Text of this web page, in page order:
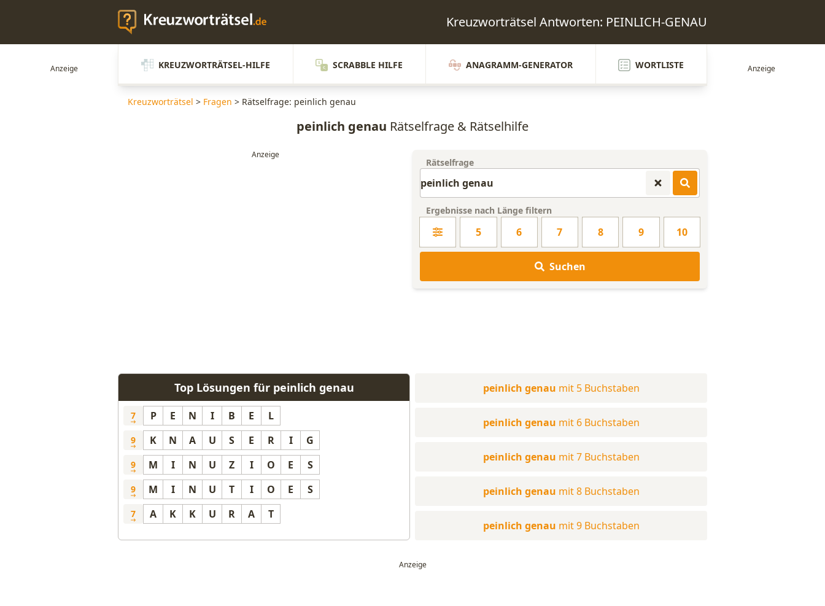
Kreuzworträtsel Antworten: PEINLICH-GENAU
KREUZWORTRÄTSEL-HILFE SCRABBLE HILFE ANAGRAMM-GENERATOR WORTLISTE
Kreuzworträtsel > Fragen > Rätselfrage: peinlich genau
peinlich genau Rätselfrage & Rätselhilfe
Rätselfrage
Ergebnisse nach Länge filtern
5 6 7 8 9 10
Suchen
Top Lösungen für peinlich genau
7 P E N I B E L
9 K N A U S E R I G
9 M I N U Z I O E S
9 M I N U T I O E S
7 A K K U R A T
peinlich genau mit 5 Buchstaben
peinlich genau mit 6 Buchstaben
peinlich genau mit 7 Buchstaben
peinlich genau mit 8 Buchstaben
peinlich genau mit 9 Buchstaben